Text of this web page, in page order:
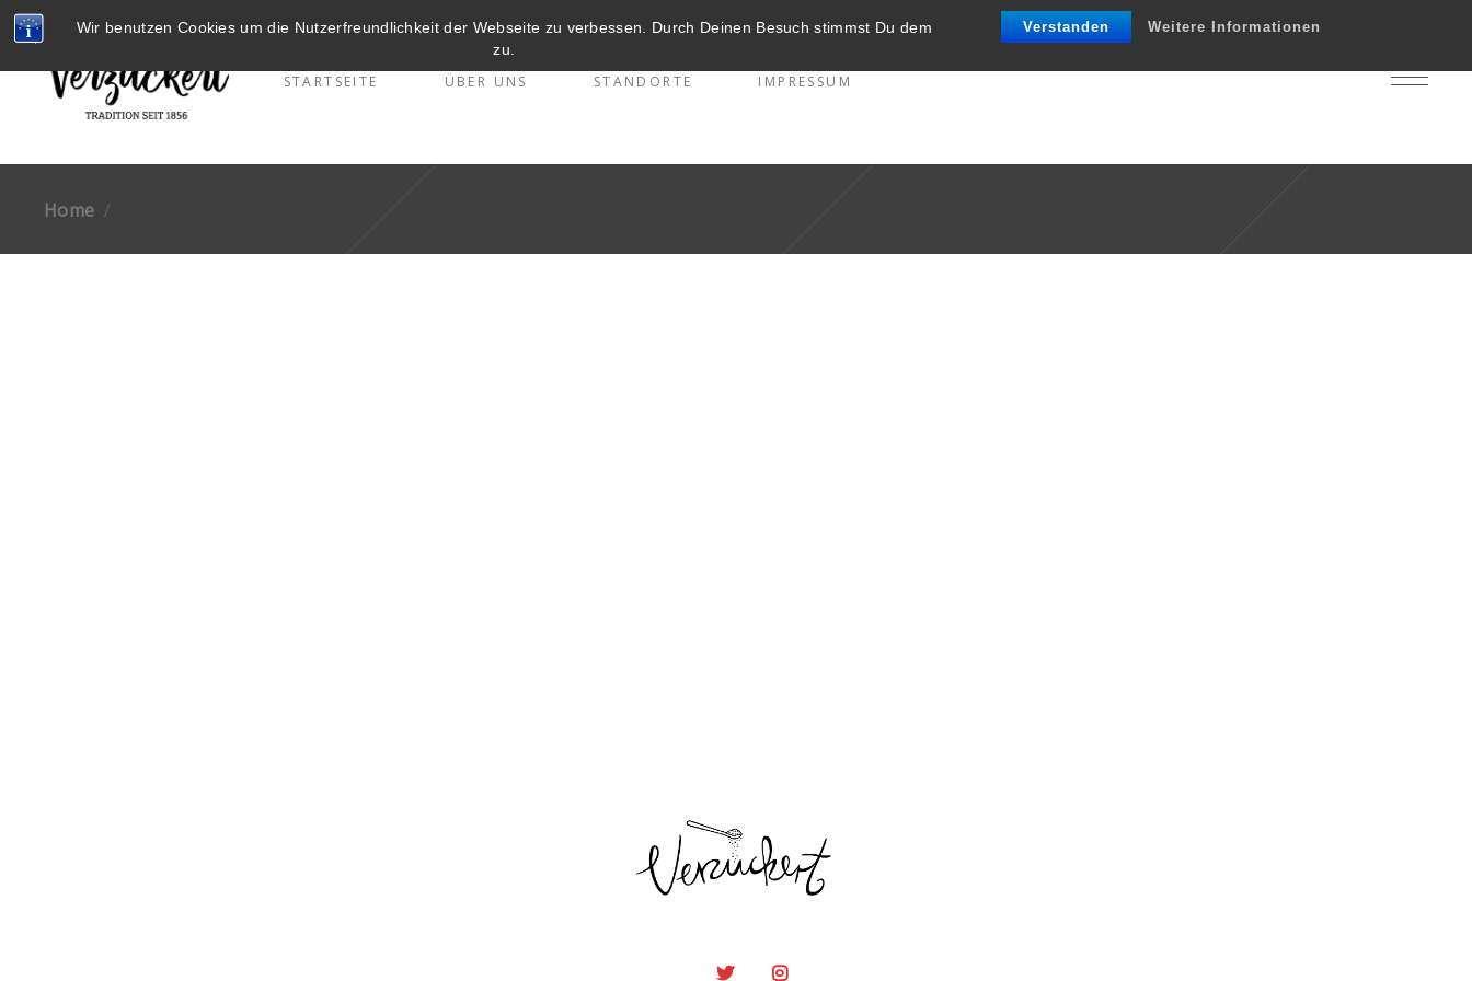
Wir benutzen Cookies um die Nutzerfreundlichkeit der Webseite zu verbessen. Durch Deinen Besuch stimmst Du dem
zu.
Verstanden Weitere Informationen
STARTSEITE ÜBER UNS STANDORTE IMPRESSUM
Home /